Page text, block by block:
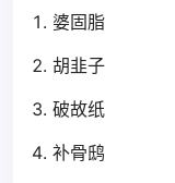
婆固脂
胡韭子
破故纸
补骨鸱